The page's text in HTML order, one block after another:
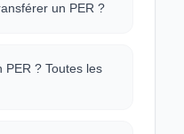
un PER ?
PER ? Toutes les